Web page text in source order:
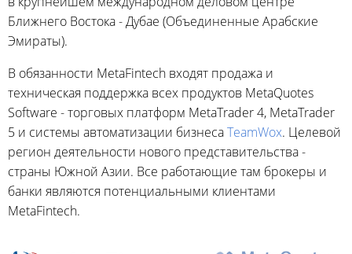
Ближнего Востока - Дубае (Объединенные Арабские
Эмираты).
В обязанности MetaFintech входят продажа и
техническая поддержка всех продуктов MetaQuotes
Software - торговых платформ MetaTrader 4, MetaTrader
5 и системы автоматизации бизнесаTeamWox. Целевой
регион деятельности нового представительства -
страны Южной Азии. Все работающие там брокеры и
банки являются потенциальными клиентами
MetaFintech.